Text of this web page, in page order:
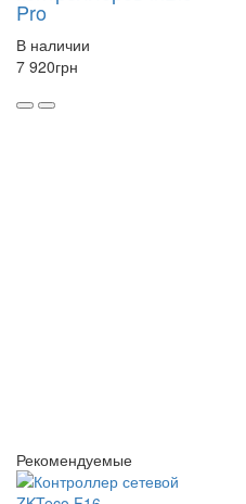
Pro
В наличии
7 920грн
Рекомендуемые